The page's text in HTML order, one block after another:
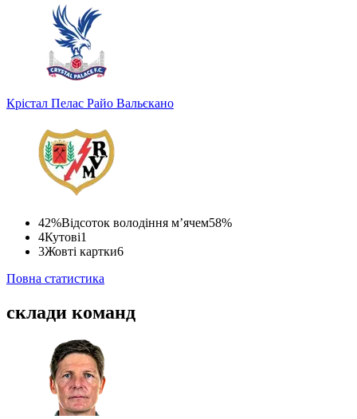
Крістал Пелас Райо Вальєкано
42%Відсоток володіння м’ячем58%
4Кутові1
3Жовті картки6
Повна статистика
склади команд